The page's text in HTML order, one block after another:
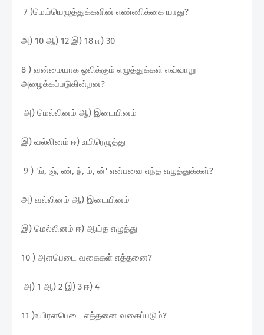
7 )மெய்யெழுத்துக்களின் எண்ணிக்கை யாது?
அ) 10 ஆ) 12 இ) 18 ஈ) 30
8 ) வன்மையாக ஒலிக்கும் எழுத்துக்கள் எவ்வாறு
அழைக்கப்படுகின்றன?
அ) மெல்லினம் ஆ) இடையினம்
இ) வல்லினம் ஈ) உயிரெழுத்து
9 ) 'ங், ஞ், ண், ந், ம், ன்' என்பவை எந்த எழுத்துக்கள்?
அ) வல்லினம் ஆ) இடையினம்
இ) மெல்லினம் ஈ) ஆய்த எழுத்து
10 ) அளபெடை வகைகள் எத்தனை?
அ) 1 ஆ) 2 இ) 3 ஈ) 4
11 )உயிரளபெடை எத்தனை வகைப்படும்?